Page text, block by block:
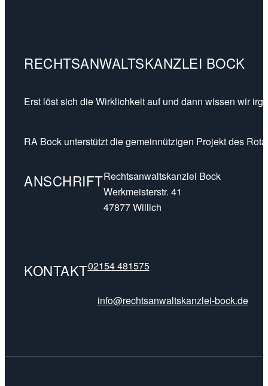
RECHTSANWALTSKANZLEI BOCK
Erst löst sich die Wirklichkeit auf und dann wissen wir
RA Bock unterstützt die gemeinnützigen Projekt des
ANSCHRIFTRechtsanwaltskanzlei Bock
Werkmeisterstr. 41
47877 Willich
KONTAKT02154 481575
info@rechtsanwaltskanzlei-bock.de